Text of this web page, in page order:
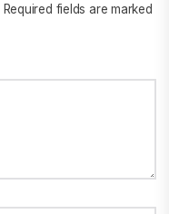
Required fields are marked